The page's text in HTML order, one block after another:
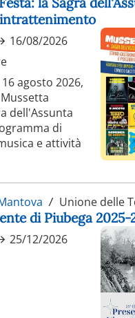
16/08/2026
agosto 2026,
dell'Assunta
di
e attività
Unione delle
di Piubega 2025-
25/12/2026